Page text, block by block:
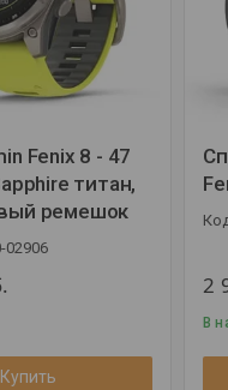
Fenix 8 - 47
титан,
ремешок
02906
Купить
2
В